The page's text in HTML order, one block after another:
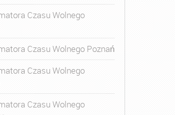
Czasu Wolnego
Czasu Wolnego Poznań
Czasu Wolnego
Czasu Wolnego